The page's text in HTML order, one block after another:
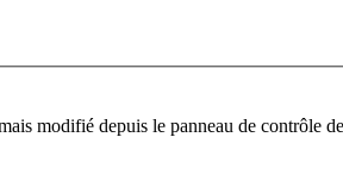
modifié depuis le panneau de contrôle